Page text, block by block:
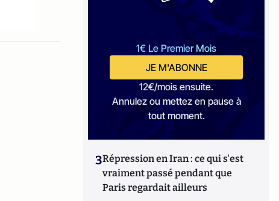
1€ Le Premier Mois
JE M'ABONNE
12€/mois ensuite.
Annulez ou mettez en pause à
tout moment.
3Répression en Iran : ce qui s'est
vraiment passé pendant que
Paris regardait ailleurs